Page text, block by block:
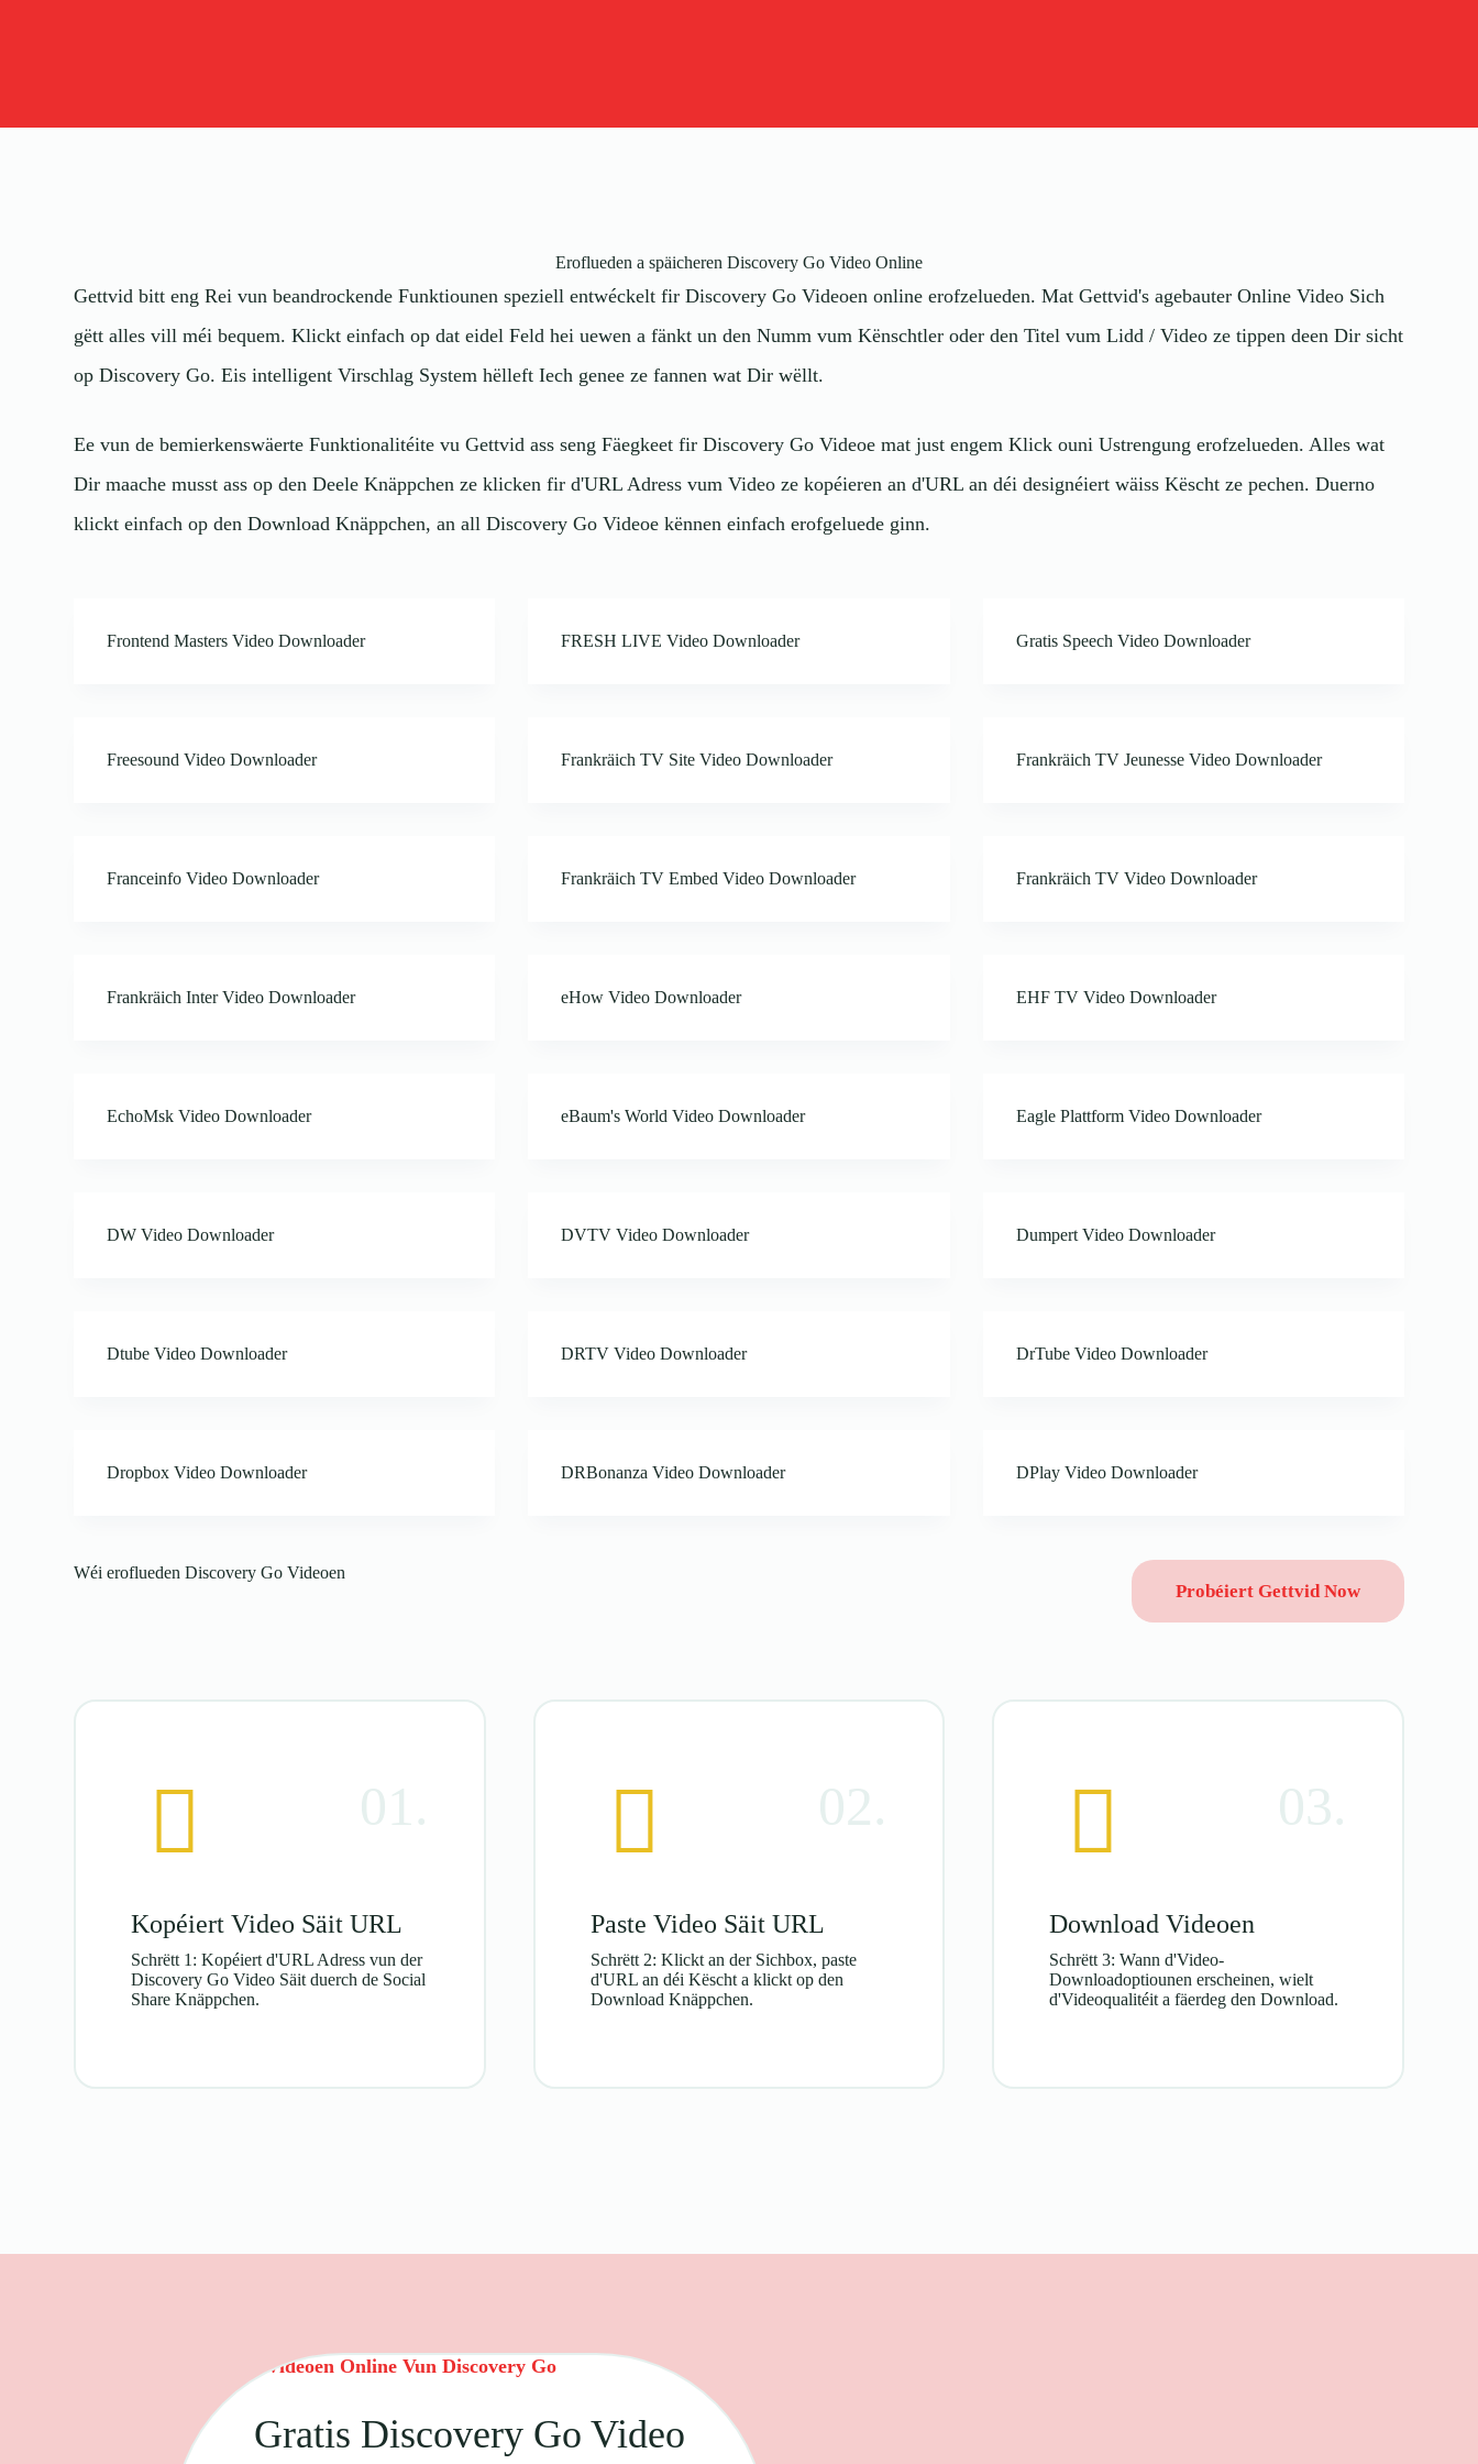
Eroflueden a späicheren Discovery Go Video Online
Gettvid bitt eng Rei vun beandrockende Funktiounen speziell entwéckelt fir Discovery Go Videoen online erofzelueden. Mat Gettvid's agebauter Online Video Sich
gëtt alles vill méi bequem. Klickt einfach op dat eidel Feld hei uewen a fänkt un den Numm vum Kënschtler oder den Titel vum Lidd / Video ze tippen deen Dir sicht
op Discovery Go. Eis intelligent Virschlag System hëlleft Iech genee ze fannen wat Dir wëllt.
Ee vun de bemierkenswäerte Funktionalitéite vu Gettvid ass seng Fäegkeet fir Discovery Go Videoe mat just engem Klick ouni Ustrengung erofzelueden. Alles wat
Dir maache musst ass op den Deele Knäppchen ze klicken fir d'URL Adress vum Video ze kopéieren an d'URL an déi designéiert wäiss Këscht ze pechen. Duerno
klickt einfach op den Download Knäppchen, an all Discovery Go Videoe kënnen einfach erofgeluede ginn.
Frontend Masters Video Downloader FRESH LIVE Video Downloader Gratis Speech Video Downloader
Freesound Video Downloader Frankräich TV Site Video Downloader Frankräich TV Jeunesse Video Downloader
Franceinfo Video Downloader Frankräich TV Embed Video Downloader Frankräich TV Video Downloader
Frankräich Inter Video Downloader eHow Video Downloader EHF TV Video Downloader
EchoMsk Video Downloader eBaum's World Video Downloader Eagle Plattform Video Downloader
DW Video Downloader DVTV Video Downloader Dumpert Video Downloader
Dtube Video Downloader DRTV Video Downloader DrTube Video Downloader
Dropbox Video Downloader DRBonanza Video Downloader DPlay Video Downloader
Wéi eroflueden Discovery Go Videoen
Probéiert Gettvid Now
01.
Kopéiert Video Säit URL
Schrëtt 1: Kopéiert d'URL Adress vun der
Discovery Go Video Säit duerch de Social
Share Knäppchen.
02.
Paste Video Säit URL
Schrëtt 2: Klickt an der Sichbox, paste
d'URL an déi Këscht a klickt op den
Download Knäppchen.
03.
Download Videoen
Schrëtt 3: Wann d'Video-
Downloadoptiounen erscheinen, wielt
d'Videoqualitéit a fäerdeg den Download.
Download Videoen Online Vun Discovery Go
Gratis Discovery Go Video